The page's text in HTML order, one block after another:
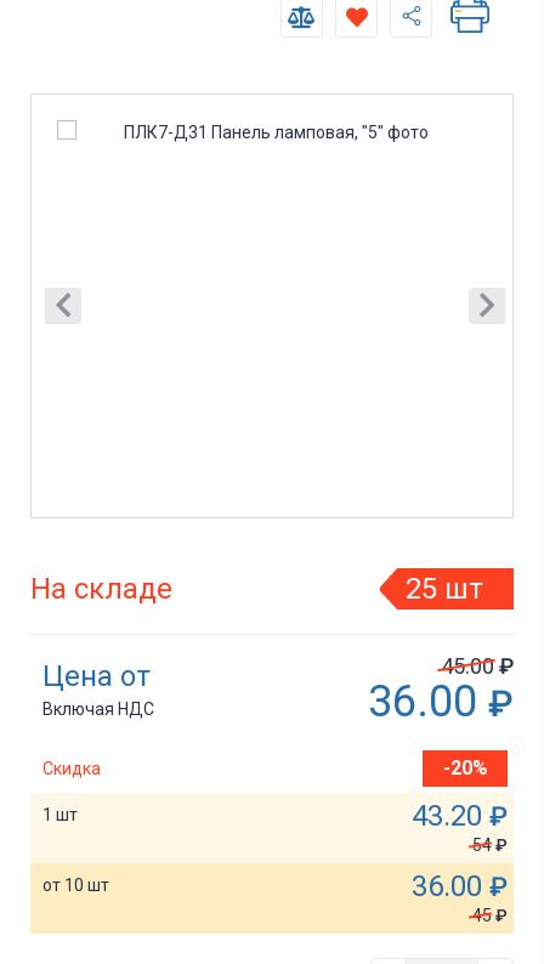
На складе 25 шт
Цена от
Включая НДС
45.00₽
36.00 ₽
Скидка -20%
1 шт 43.20 ₽
54₽
от 10 шт 36.00 ₽
45₽